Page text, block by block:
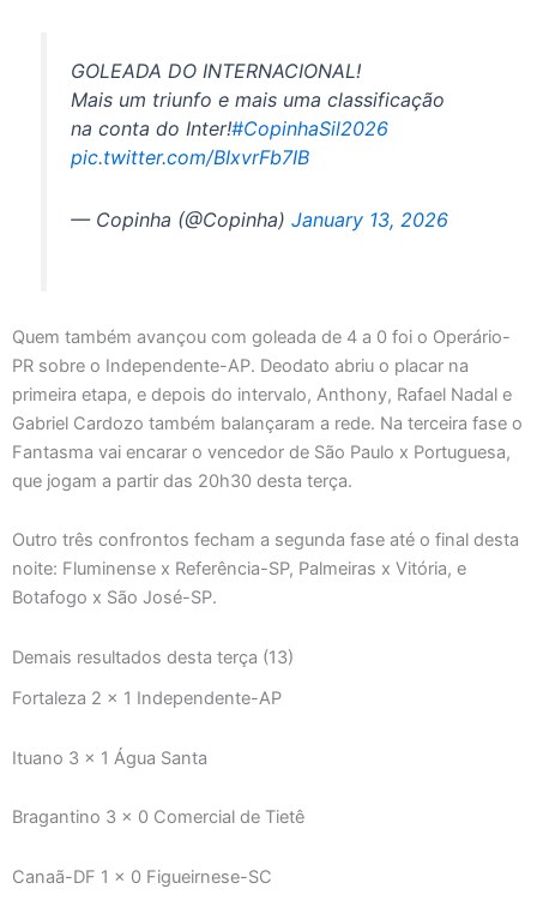
GOLEADA DO INTERNACIONAL!
Mais um triunfo e mais uma classificação
na conta do Inter!#CopinhaSil2026
pic.twitter.com/BIxvrFb7IB
— Copinha (@Copinha)January 13, 2026
Quem também avançou com goleada de 4 a 0 foi o Operário-
PR sobre o Independente-AP. Deodato abriu o placar na
primeira etapa, e depois do intervalo, Anthony, Rafael Nadal e
Gabriel Cardozo também balançaram a rede. Na terceira fase o
Fantasma vai encarar o vencedor de São Paulo x Portuguesa,
que jogam a partir das 20h30 desta terça.
Outro três confrontos fecham a segunda fase até o final desta
noite: Fluminense x Referência-SP, Palmeiras x Vitória, e
Botafogo x São José-SP.
Demais resultados desta terça (13)
Fortaleza 2 x 1 Independente-AP
Ituano 3 x 1 Água Santa
Bragantino 3 x 0 Comercial de Tietê
Canaã-DF 1 x 0 Figueirnese-SC